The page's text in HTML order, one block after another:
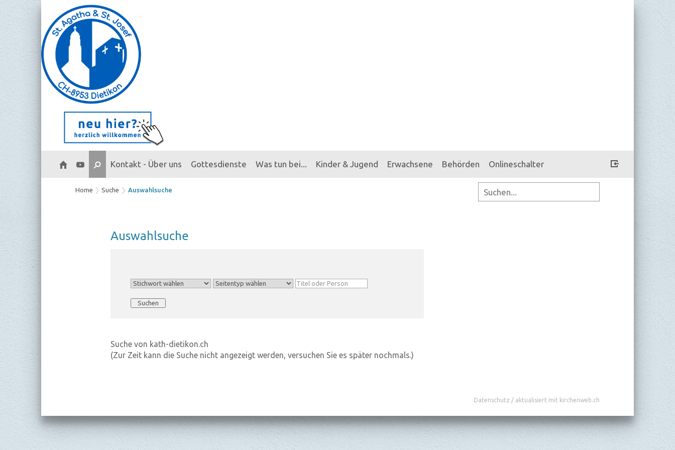
Kontakt - Über uns Gottesdienste Was tun bei... Kinder & Jugend Erwachsene Behörden Onlineschalter
Home Suche Auswahlsuche
Aus­wahl­su­che
Suche von kath-dietikon.ch
(Zur Zeit kann die Suche nicht angezeigt werden, versuchen Sie es später nochmals.)
Datenschutz / aktualisiert mit kirchenweb.ch